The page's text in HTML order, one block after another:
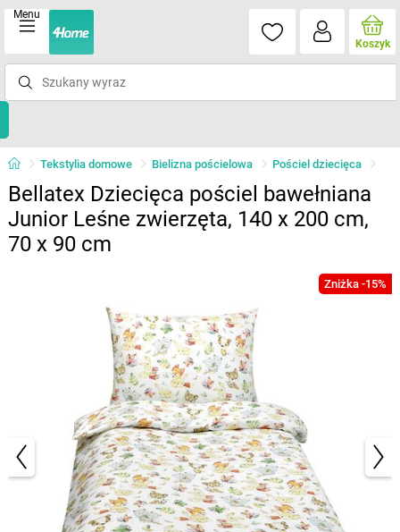
Menu
Koszyk
Tekstylia domowe Bielizna pościelowa Pościel dziecięca
Bellatex Dziecięca pościel bawełniana
Junior Leśne zwierzęta, 140 x 200 cm,
70 x 90 cm
Zniżka -15%